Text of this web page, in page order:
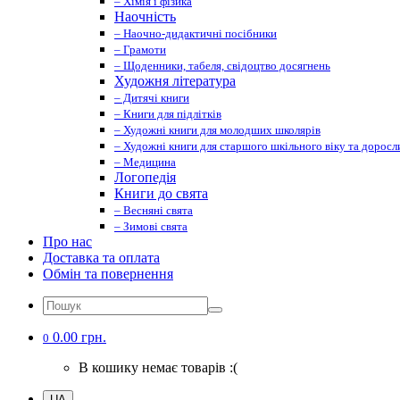
Наочність
– Наочно-дидактичні посібники
– Грамоти
– Щоденники, табеля, свідоцтво досягнень
Художня література
– Дитячі книги
– Книги для підлітків
– Художні книги для молодших школярів
– Художні книги для старшого шкільного віку та
– Медицина
Логопедія
Книги до свята
– Весняні свята
– Зимові свята
Про нас
Доставка та оплата
Обмін та повернення
0 0.00 грн.
В кошику немає товарів :(